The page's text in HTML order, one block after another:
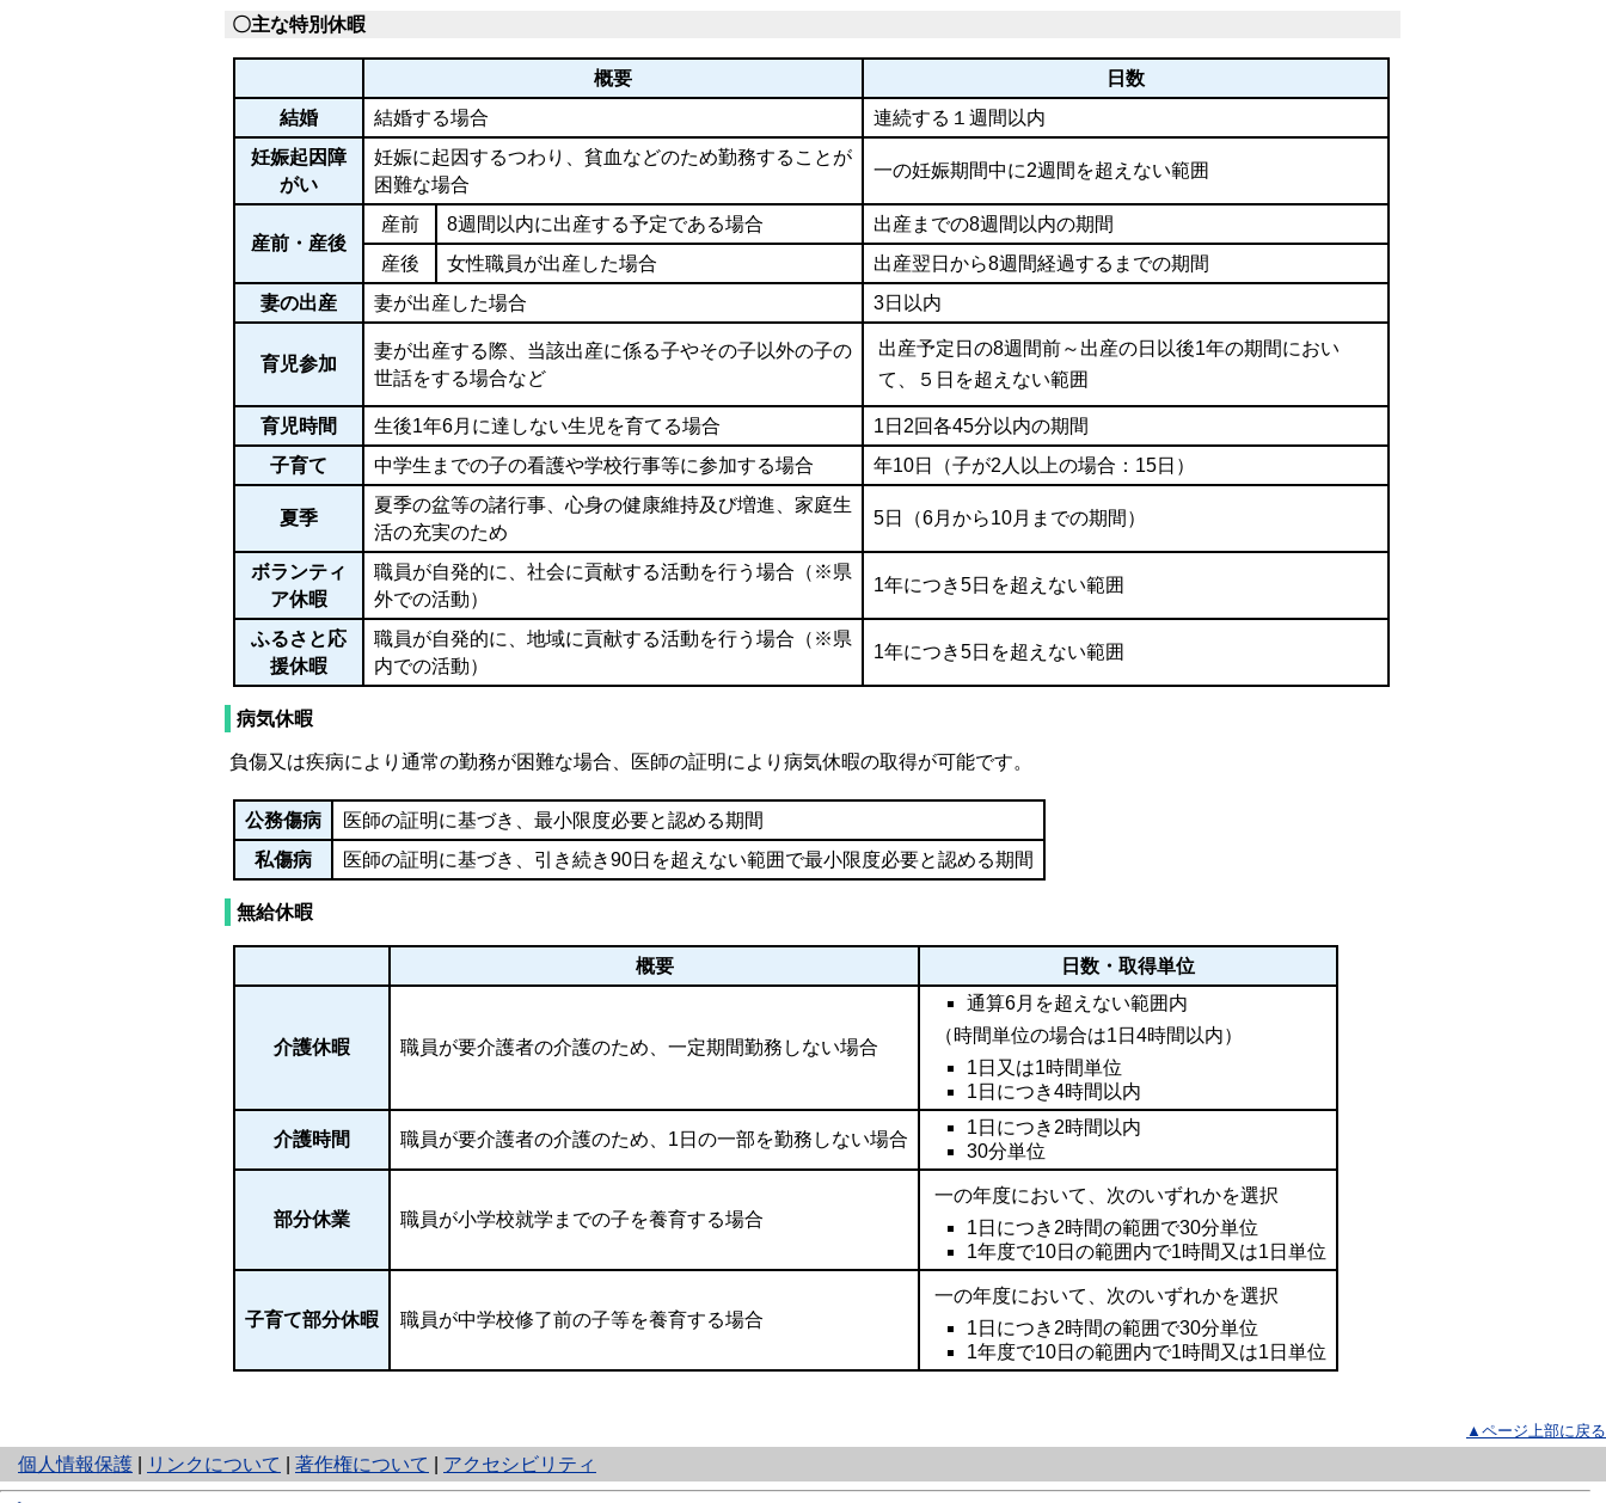
〇主な特別休暇
概要
日数
結婚
結婚する場合
連続する１週間以内
妊娠起因障
がい
妊娠に起因するつわり、貧血などのため勤務することが
困難な場合
一の妊娠期間中に2週間を超えない範囲
産前・産後
産前 8週間以内に出産する予定である場合 出産までの8週間以内の期間
産後
女性職員が出産した場合
出産翌日から8週間経過するまでの期間
妻の出産
妻が出産した場合 3日以内
育児参加
妻が出産する際、当該出産に係る子やその子以外の子の
世話をする場合など
出産予定日の8週間前～出産の日以後1年の期間におい
て、５日を超えない範囲
育児時間 生後1年6月に達しない生児を育てる場合
1日2回各45分以内の期間
子育て
中学生までの子の看護や学校行事等に参加する場合 年10日（子が2人以上の場合：15日）
夏季
夏季の盆等の諸行事、心身の健康維持及び増進、家庭生
活の充実のため
5日（6月から10月までの期間）
ボランティ
ア休暇
職員が自発的に、社会に貢献する活動を行う場合（※県
外での活動）
1年につき5日を超えない範囲
ふるさと応
援休暇
職員が自発的に、地域に貢献する活動を行う場合（※県
内での活動）
1年につき5日を超えない範囲
病気休暇
負傷又は疾病により通常の勤務が困難な場合、医師の証明により病気休暇の取得が可能です。
公務傷病
医師の証明に基づき、最小限度必要と認める期間
私傷病
医師の証明に基づき、引き続き90日を超えない範囲で最小限度必要と認める期間
無給休暇
概要 日数・取得単位
介護休暇 職員が要介護者の介護のため、一定期間勤務しない場合
通算6月を超えない範囲内
（時間単位の場合は1日4時間以内）
1日又は1時間単位
1日につき4時間以内
介護時間 職員が要介護者の介護のため、1日の一部を勤務しない場合
1日につき2時間以内
30分単位
部分休業 職員が小学校就学までの子を養育する場合
一の年度において、次のいずれかを選択
1日につき2時間の範囲で30分単位
1年度で10日の範囲内で1時間又は1日単位
子育て部分休暇 職員が中学校修了前の子等を養育する場合
一の年度において、次のいずれかを選択
1日につき2時間の範囲で30分単位
1年度で10日の範囲内で1時間又は1日単位
▲ページ上部に戻る
個人情報保護
と
り
リンクについて 著作権について アクセシビリティ